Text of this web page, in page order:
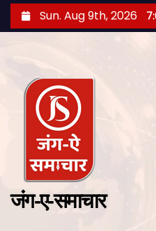
Sun. Aug 9th, 2026
जंग-ए-समाचार